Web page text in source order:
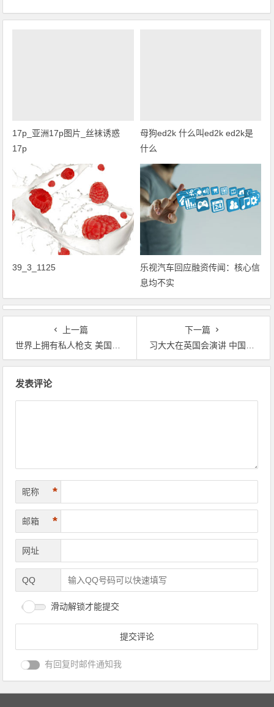
17p_亚洲17p图片_丝袜诱惑
17p
母狗ed2k 什么叫ed2k ed2k是
什么
39_3_1125
乐视汽车回应融资传闻：核心信
息均不实
上一篇
世界上拥有私人枪支 美国居首 与本国人口媲美
下一篇
习大大在英国会演讲 中国国家领导人首次
发表评论
昵称 *
邮箱 *
网址
QQ
滑动解锁才能提交
有回复时邮件通知我